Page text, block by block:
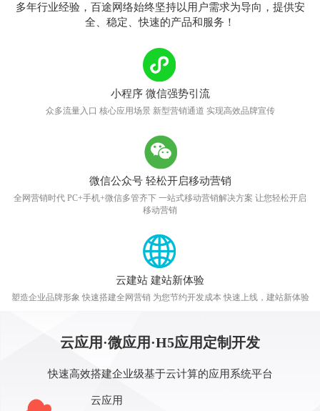
多年行业经验，百途网络始终坚持以用户需求为导向，提供安
全、稳定、快速的产品和服务！
小程序 微信强势引流
众多流量入口 核心应用场景 新型营销通道 实现高效品牌宣传
微信公众号 轻松开启移动营销
全网营销时代 PC+手机+微信多管齐下 一站式移动营销解决方案 让您轻松开启
移动营销
云建站 建站新体验
塑造企业品牌形象 快速搭建全网营销 为您节约开发成本 快速上线，建站新体验
云应用·微应用·H5应用定制开发
快速高效搭建企业级基于云计算的应用系统平台
云应用